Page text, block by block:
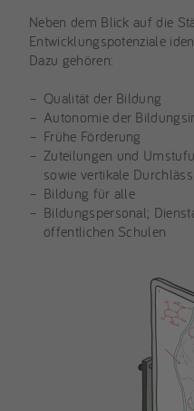
Neben dem Blick auf die
Entwicklungspotenziale
Dazu gehören:
Qualität der Bildung
Autonomie der
Frühe Förderung
Zuteilungen und
sowie vertikale
Bildung für alle
Bildungspersonal;
öffentlichen Schulen